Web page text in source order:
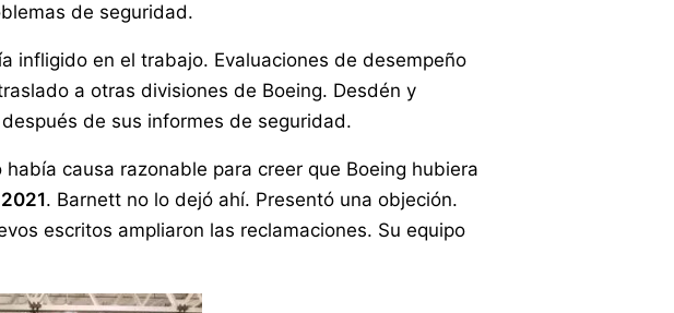
de seguridad.
infligido en el trabajo. Evaluaciones de desempeño
a otras divisiones de Boeing. Desdén y
de sus informes de seguridad.
había causa razonable para creer que Boeing hubiera
2021. Barnett no lo dejó ahí. Presentó una objeción.
escritos ampliaron las reclamaciones. Su equipo